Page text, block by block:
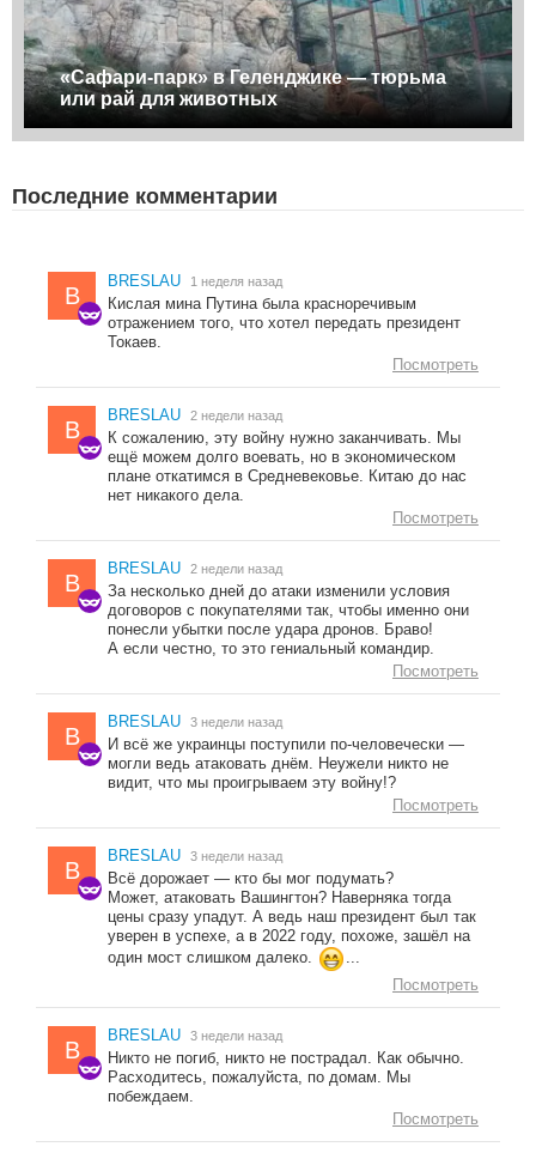
«Сафари-парк» в Геленджике — тюрьма
или рай для животных
Последние комментарии
B
BRESLAU 1 неделя назад
Кислая мина Путина была красноречивым
отражением того, что хотел передать президент
Токаев.
Посмотреть
B
BRESLAU 2 недели назад
К сожалению, эту войну нужно заканчивать. Мы
ещё можем долго воевать, но в экономическом
плане откатимся в Средневековье. Китаю до нас
нет никакого дела.
Посмотреть
B
BRESLAU 2 недели назад
За несколько дней до атаки изменили условия
договоров с покупателями так, чтобы именно они
понесли убытки после удара дронов. Браво!
А если честно, то это гениальный командир.
Посмотреть
B
BRESLAU 3 недели назад
И всё же украинцы поступили по-человечески —
могли ведь атаковать днём. Неужели никто не
видит, что мы проигрываем эту войну!?
Посмотреть
B
BRESLAU 3 недели назад
Всё дорожает — кто бы мог подумать?
Может, атаковать Вашингтон? Наверняка тогда
цены сразу упадут. А ведь наш президент был так
уверен в успехе, а в 2022 году, похоже, зашёл на
один мост слишком далеко.
...
Посмотреть
B
BRESLAU 3 недели назад
Никто не погиб, никто не пострадал. Как обычно.
Расходитесь, пожалуйста, по домам. Мы
побеждаем.
Посмотреть